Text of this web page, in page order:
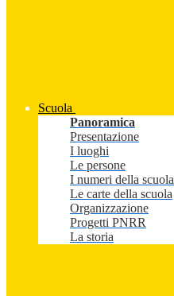
Scuola
Panoramica
Presentazione
I luoghi
Le persone
I numeri della scuola
Le carte della scuola
Organizzazione
Progetti PNRR
La storia